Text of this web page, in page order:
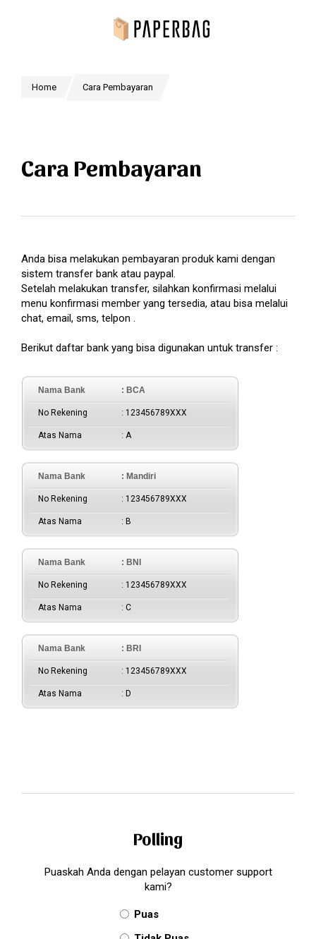
Login
Home Cara Pembayaran
Cara Pembayaran
Anda bisa melakukan pembayaran produk kami dengan
sistem transfer bank atau paypal.
Setelah melakukan transfer, silahkan konfirmasi melalui
menu konfirmasi member yang tersedia, atau bisa melalui
chat, email, sms, telpon .
Berikut daftar bank yang bisa digunakan untuk transfer :
Nama Bank : BCA
No Rekening : 123456789XXX
Atas Nama : A
Nama Bank : Mandiri
No Rekening : 123456789XXX
Atas Nama : B
Nama Bank : BNI
No Rekening : 123456789XXX
Atas Nama : C
Nama Bank : BRI
No Rekening : 123456789XXX
Atas Nama : D
Polling
Puaskah Anda dengan pelayan customer support
kami?
Puas